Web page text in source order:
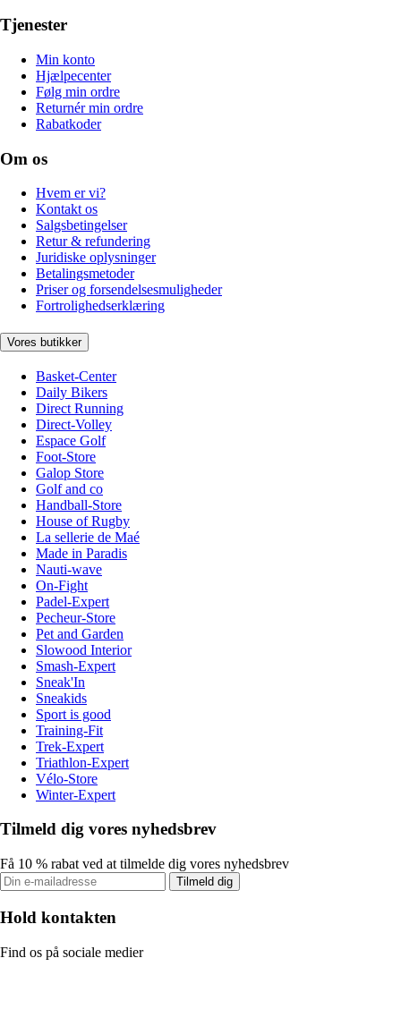
Tjenester
Min konto
Hjælpecenter
Følg min ordre
Returnér min ordre
Rabatkoder
Om os
Hvem er vi?
Kontakt os
Salgsbetingelser
Retur & refundering
Juridiske oplysninger
Betalingsmetoder
Priser og forsendelsesmuligheder
Fortrolighedserklæring
Vores butikker
Basket-Center
Daily Bikers
Direct Running
Direct-Volley
Espace Golf
Foot-Store
Galop Store
Golf and co
Handball-Store
House of Rugby
La sellerie de Maé
Made in Paradis
Nauti-wave
On-Fight
Padel-Expert
Pecheur-Store
Pet and Garden
Slowood Interior
Smash-Expert
Sneak'In
Sneakids
Sport is good
Training-Fit
Trek-Expert
Triathlon-Expert
Vélo-Store
Winter-Expert
Tilmeld dig vores nyhedsbrev
Få 10 % rabat ved at tilmelde dig vores nyhedsbrev
Tilmeld dig
Hold kontakten
Find os på sociale medier